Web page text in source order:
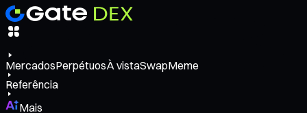
MercadosPerpétuosÀ vistaSwapMeme
Referência
Mais